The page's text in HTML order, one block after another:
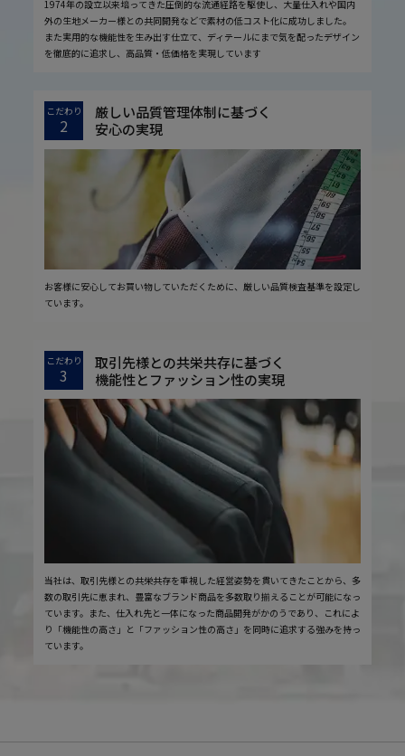
1974年の設立以来培ってきた圧倒的な流通経路を駆使し、大量仕入れや国内
外の生地メーカー様との共同開発などで素材の低コスト化に成功しました。
また実用的な機能性を生み出す仕立て、ディテールにまで気を配ったデザイン
を徹底的に追求し、高品質・低価格を実現しています
こだわり
2
厳しい品質管理体制に基づく
安心の実現
お客様に安心してお買い物していただくために、厳しい品質検査基準を設定し
ています。
こだわり
3
取引先様との共栄共存に基づく
機能性とファッション性の実現
当社は、取引先様との共栄共存を重視した経営姿勢を貫いてきたことから、多
数の取引先に恵まれ、豊富なブランド商品を多数取り揃えることが可能になっ
ています。また、仕入れ先と一体になった商品開発がかのうであり、これによ
り「機能性の高さ」と「ファッション性の高さ」を同時に追求する強みを持っ
ています。